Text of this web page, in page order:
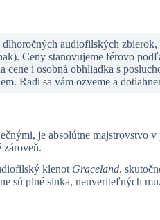
dlhoročných audiofilských
Ceny stanovujeme férovo
cene i osobná obhliadka s
Radi sa vám ozveme a
je absolútne majstrovstvo
zároveň.
klenot Graceland,
sú plné slnka, neuveriteľných